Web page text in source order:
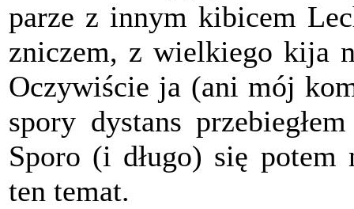
parze z innym kibicem
zniczem, z wielkiego kija
Oczywiście ja (ani mój
spory dystans
Sporo (i długo) się potem
ten temat.